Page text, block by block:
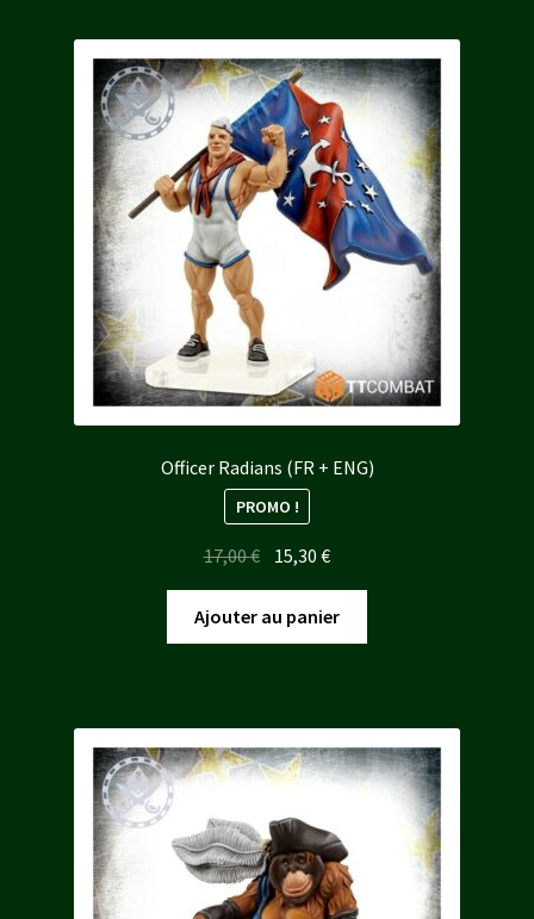
Officer Radians (FR + ENG)
PROMO !
17,00€ Le
prix
initial
était :
15,30€Le
prix
actuel
est :
Ajouter au panier